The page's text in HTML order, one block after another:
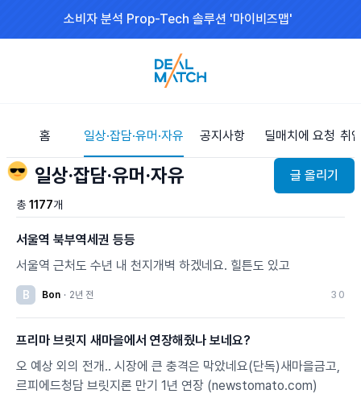
소비자 분석 Prop-Tech 솔루션 '마이비즈맵'
홈 일상·잡담·유머·자유 공지사항 딜매치에 요청 취
😎 일상·잡담·유머·자유 글 올리기
총 1177개
서울역 북부역세권 등등
서울역 근처도 수년 내 천지개벽 하겠네요. 힐튼도 있고
B Bon · 2년 전 3 0
프리마 브릿지 새마을에서 연장해줬나 보네요?
오 예상 외의 전개.. 시장에 큰 충격은 막았네요(단독)새마을금고,
르피에드청담 브릿지론 만기 1년 연장 (newstomato.com)